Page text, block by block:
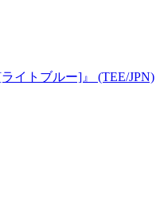
イトブルー]』 (TEE/JPN)